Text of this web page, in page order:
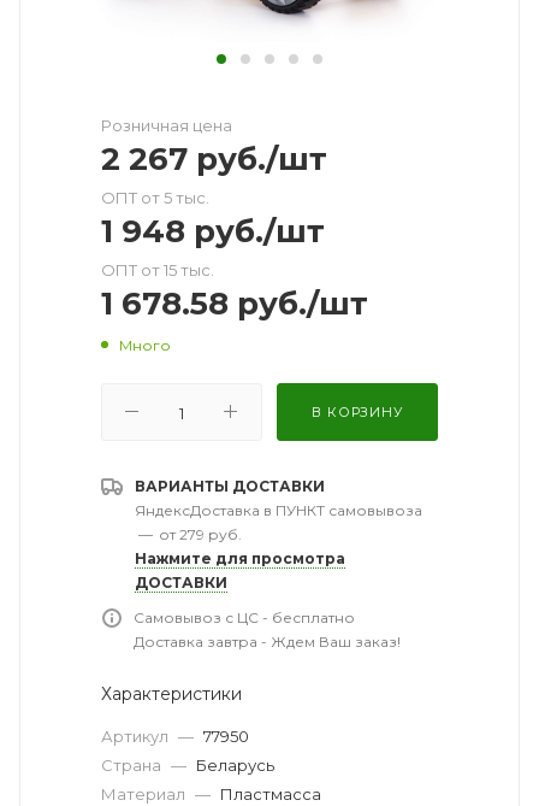
Розничная цена
2 267 руб./шт
ОПТ от 5 тыс.
1 948 руб./шт
ОПТ от 15 тыс.
1 678.58 руб./шт
Много
В КОРЗИНУ
ВАРИАНТЫ ДОСТАВКИ
ЯндексДоставка в ПУНКТ самовывоза
— от 279 руб.
Нажмите для просмотра
ДОСТАВКИ
Самовывоз с ЦС - бесплатно
Доставка завтра - Ждем Ваш заказ!
Характеристики
Артикул — 77950
Страна — Беларусь
Материал — Пластмасса